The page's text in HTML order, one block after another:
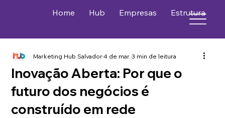
Home Hub Empresas Estrutura
Inovação Aberta: Por que o
futuro dos negócios é
construído em rede
Marketing Hub Salvador4 de mar.3 min de leitura